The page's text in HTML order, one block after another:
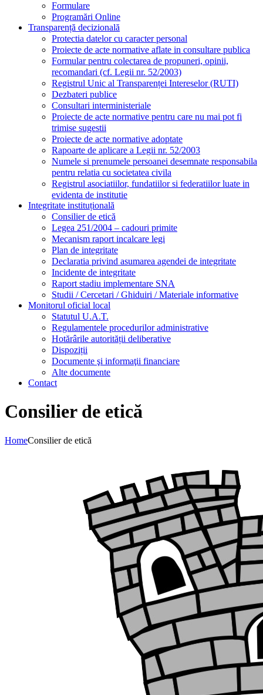
Formulare
Programări Online
Transparență decizională
Protectia datelor cu caracter personal
Proiecte de acte normative aflate in consultare publica
Formular pentru colectarea de propuneri, opinii,
recomandari (cf. Legii nr. 52/2003)
Registrul Unic al Transparenței Intereselor (RUTI)
Dezbateri publice
Consultari interministeriale
Proiecte de acte normative pentru care nu mai pot fi
trimise sugestii
Proiecte de acte normative adoptate
Rapoarte de aplicare a Legii nr. 52/2003
Numele si prenumele persoanei desemnate responsabila
pentru relatia cu societatea civila
Registrul asociatiilor, fundatiilor si federatiilor luate in
evidenta de institutie
Integritate instituțională
Consilier de etică
Legea 251/2004 – cadouri primite
Mecanism raport incalcare legi
Plan de integritate
Declaratia privind asumarea agendei de integritate
Incidente de integritate
Raport stadiu implementare SNA
Studii / Cercetari / Ghiduiri / Materiale informative
Monitorul oficial local
Statutul U.A.T.
Regulamentele procedurilor administrative
Hotărârile autorității deliberative
Dispoziții
Documente şi informaţii financiare
Alte documente
Contact
Consilier de etică
HomeConsilier de etică